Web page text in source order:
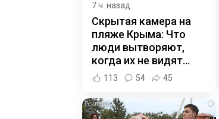
7 ч. назад
Скрытая камера на
пляже Крыма: Что
люди вытворяют,
когда их не видят...
113 54 45
i